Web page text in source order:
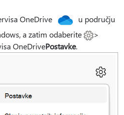
OneDrive
u području
a zatim odaberite
>
OneDrivePostavke.